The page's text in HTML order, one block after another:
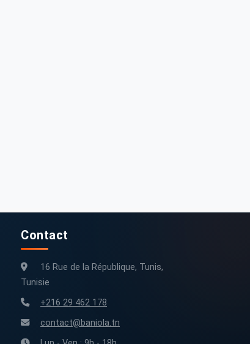
Contact
16 Rue de la République, Tunis,
Tunisie
+216 29 462 178
contact@baniola.tn